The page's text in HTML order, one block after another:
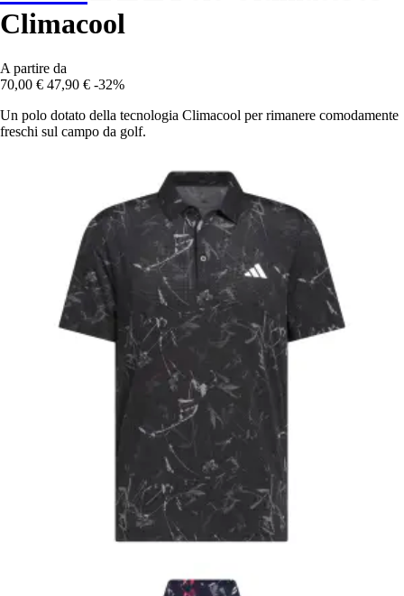
Climacool
A partire da
70,00 € 47,90 € -32%
Un polo dotato della tecnologia Climacool per rimanere comodamente
freschi sul campo da golf.